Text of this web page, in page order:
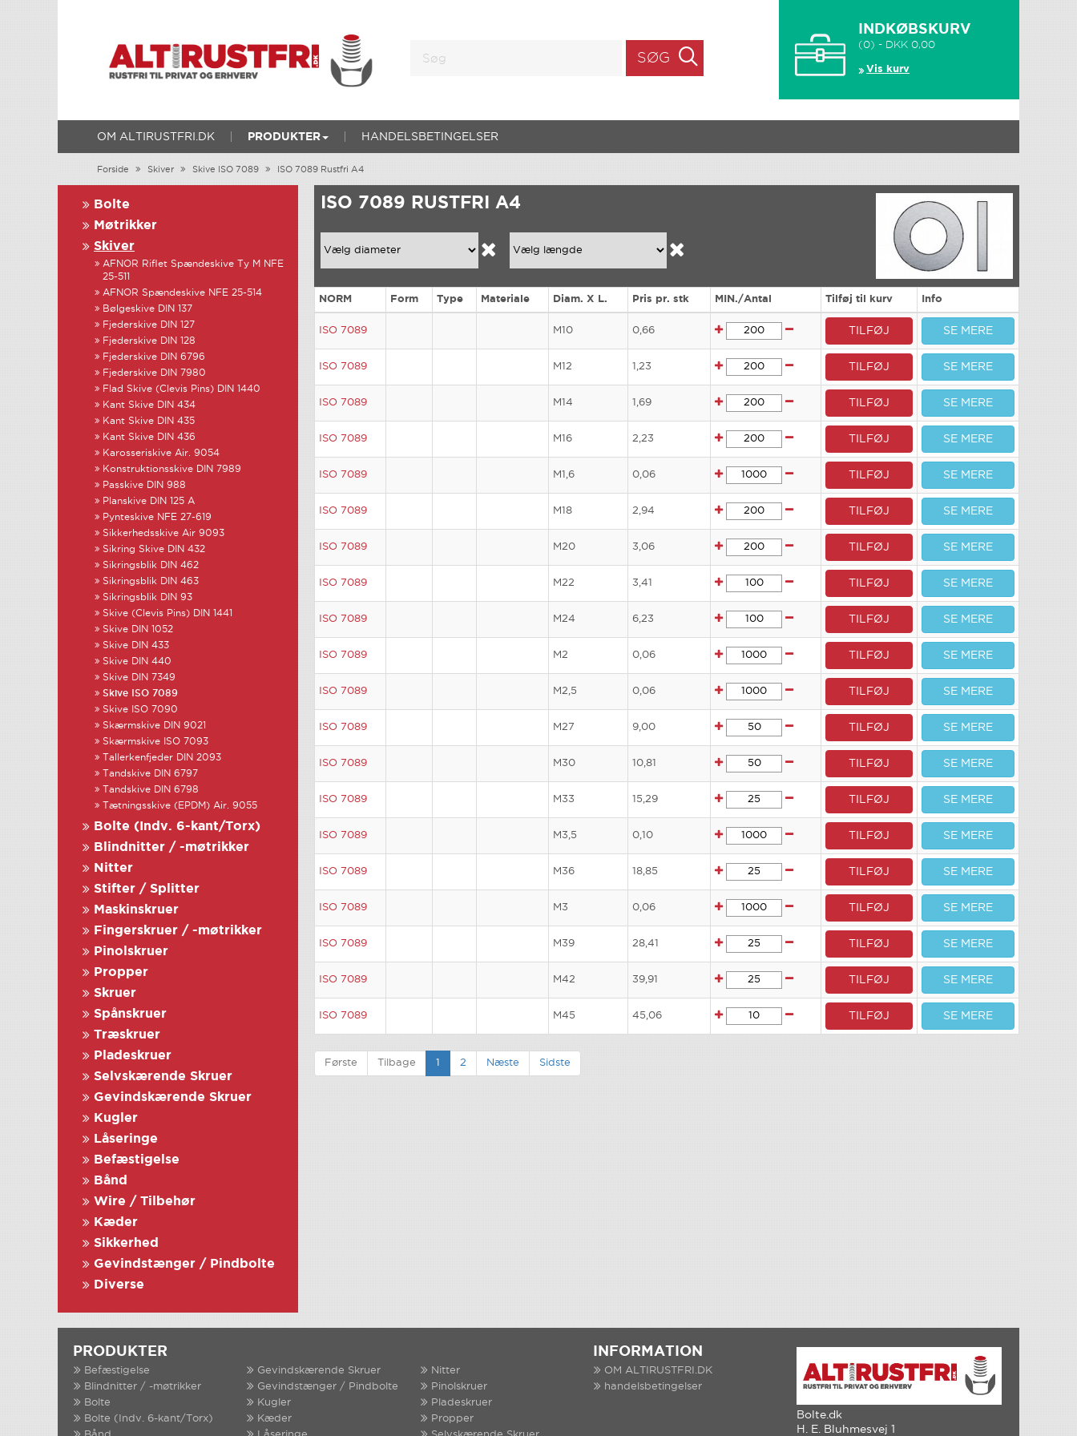
INDKØBSKURV
(0) - DKK 0,00
Vis kurv
OM ALTIRUSTFRI.DK PRODUKTER HANDELSBETINGELSER
SØG
Forside Skiver Skive ISO 7089 ISO 7089 Rustfri A4
Bolte
Møtrikker
Skiver
AFNOR Riflet Spændeskive Ty M NFE
25-511
AFNOR Spændeskive NFE 25-514
Bølgeskive DIN 137
Fjederskive DIN 127
Fjederskive DIN 128
Fjederskive DIN 6796
Fjederskive DIN 7980
Flad Skive (Clevis Pins) DIN 1440
Kant Skive DIN 434
Kant Skive DIN 435
Kant Skive DIN 436
Karosseriskive Air. 9054
Konstruktionsskive DIN 7989
Passkive DIN 988
Planskive DIN 125 A
Pynteskive NFE 27-619
Sikkerhedsskive Air 9093
Sikring Skive DIN 432
Sikringsblik DIN 462
Sikringsblik DIN 463
Sikringsblik DIN 93
Skive (Clevis Pins) DIN 1441
Skive DIN 1052
Skive DIN 433
Skive DIN 440
Skive DIN 7349
Skive ISO 7089
Skive ISO 7090
Skærmskive DIN 9021
Skærmskive ISO 7093
Tallerkenfjeder DIN 2093
Tandskive DIN 6797
Tandskive DIN 6798
Tætningsskive (EPDM) Air. 9055
Bolte (Indv. 6-kant/Torx)
Blindnitter / -møtrikker
Nitter
Stifter / Splitter
Maskinskruer
Fingerskruer / -møtrikker
Pinolskruer
Propper
Skruer
Spånskruer
Træskruer
Pladeskruer
Selvskærende Skruer
Gevindskærende Skruer
Kugler
Låseringe
Befæstigelse
Bånd
Wire / Tilbehør
Kæder
Sikkerhed
Gevindstænger / Pindbolte
Diverse
ISO 7089 RUSTFRI A4
NORM Form Type Materiale Diam. X L. Pris pr. stk MIN./Antal Tilføj til kurv Info
ISO 7089 M10 0,66 TILFØJ SE MERE
ISO 7089 M12 1,23 TILFØJ SE MERE
ISO 7089 M14 1,69 TILFØJ SE MERE
ISO 7089 M16 2,23 TILFØJ SE MERE
ISO 7089 M1,6 0,06 TILFØJ SE MERE
ISO 7089 M18 2,94 TILFØJ SE MERE
ISO 7089 M20 3,06 TILFØJ SE MERE
ISO 7089 M22 3,41 TILFØJ SE MERE
ISO 7089 M24 6,23 TILFØJ SE MERE
ISO 7089 M2 0,06 TILFØJ SE MERE
ISO 7089 M2,5 0,06 TILFØJ SE MERE
ISO 7089 M27 9,00 TILFØJ SE MERE
ISO 7089 M30 10,81 TILFØJ SE MERE
ISO 7089 M33 15,29 TILFØJ SE MERE
ISO 7089 M3,5 0,10 TILFØJ SE MERE
ISO 7089 M36 18,85 TILFØJ SE MERE
ISO 7089 M3 0,06 TILFØJ SE MERE
ISO 7089 M39 28,41 TILFØJ SE MERE
ISO 7089 M42 39,91 TILFØJ SE MERE
ISO 7089 M45 45,06 TILFØJ SE MERE
Første Tilbage 1 2 Næste Sidste
PRODUKTER
Befæstigelse
Blindnitter / -møtrikker
Bolte
Bolte (Indv. 6-kant/Torx)
Gevindskærende Skruer
Gevindstænger / Pindbolte
Kugler
Kæder
Nitter
Pinolskruer
Pladeskruer
Propper
INFORMATION
OM ALTIRUSTFRI.DK
handelsbetingelser
Bolte.dk
H. E. Bluhmesvej 1